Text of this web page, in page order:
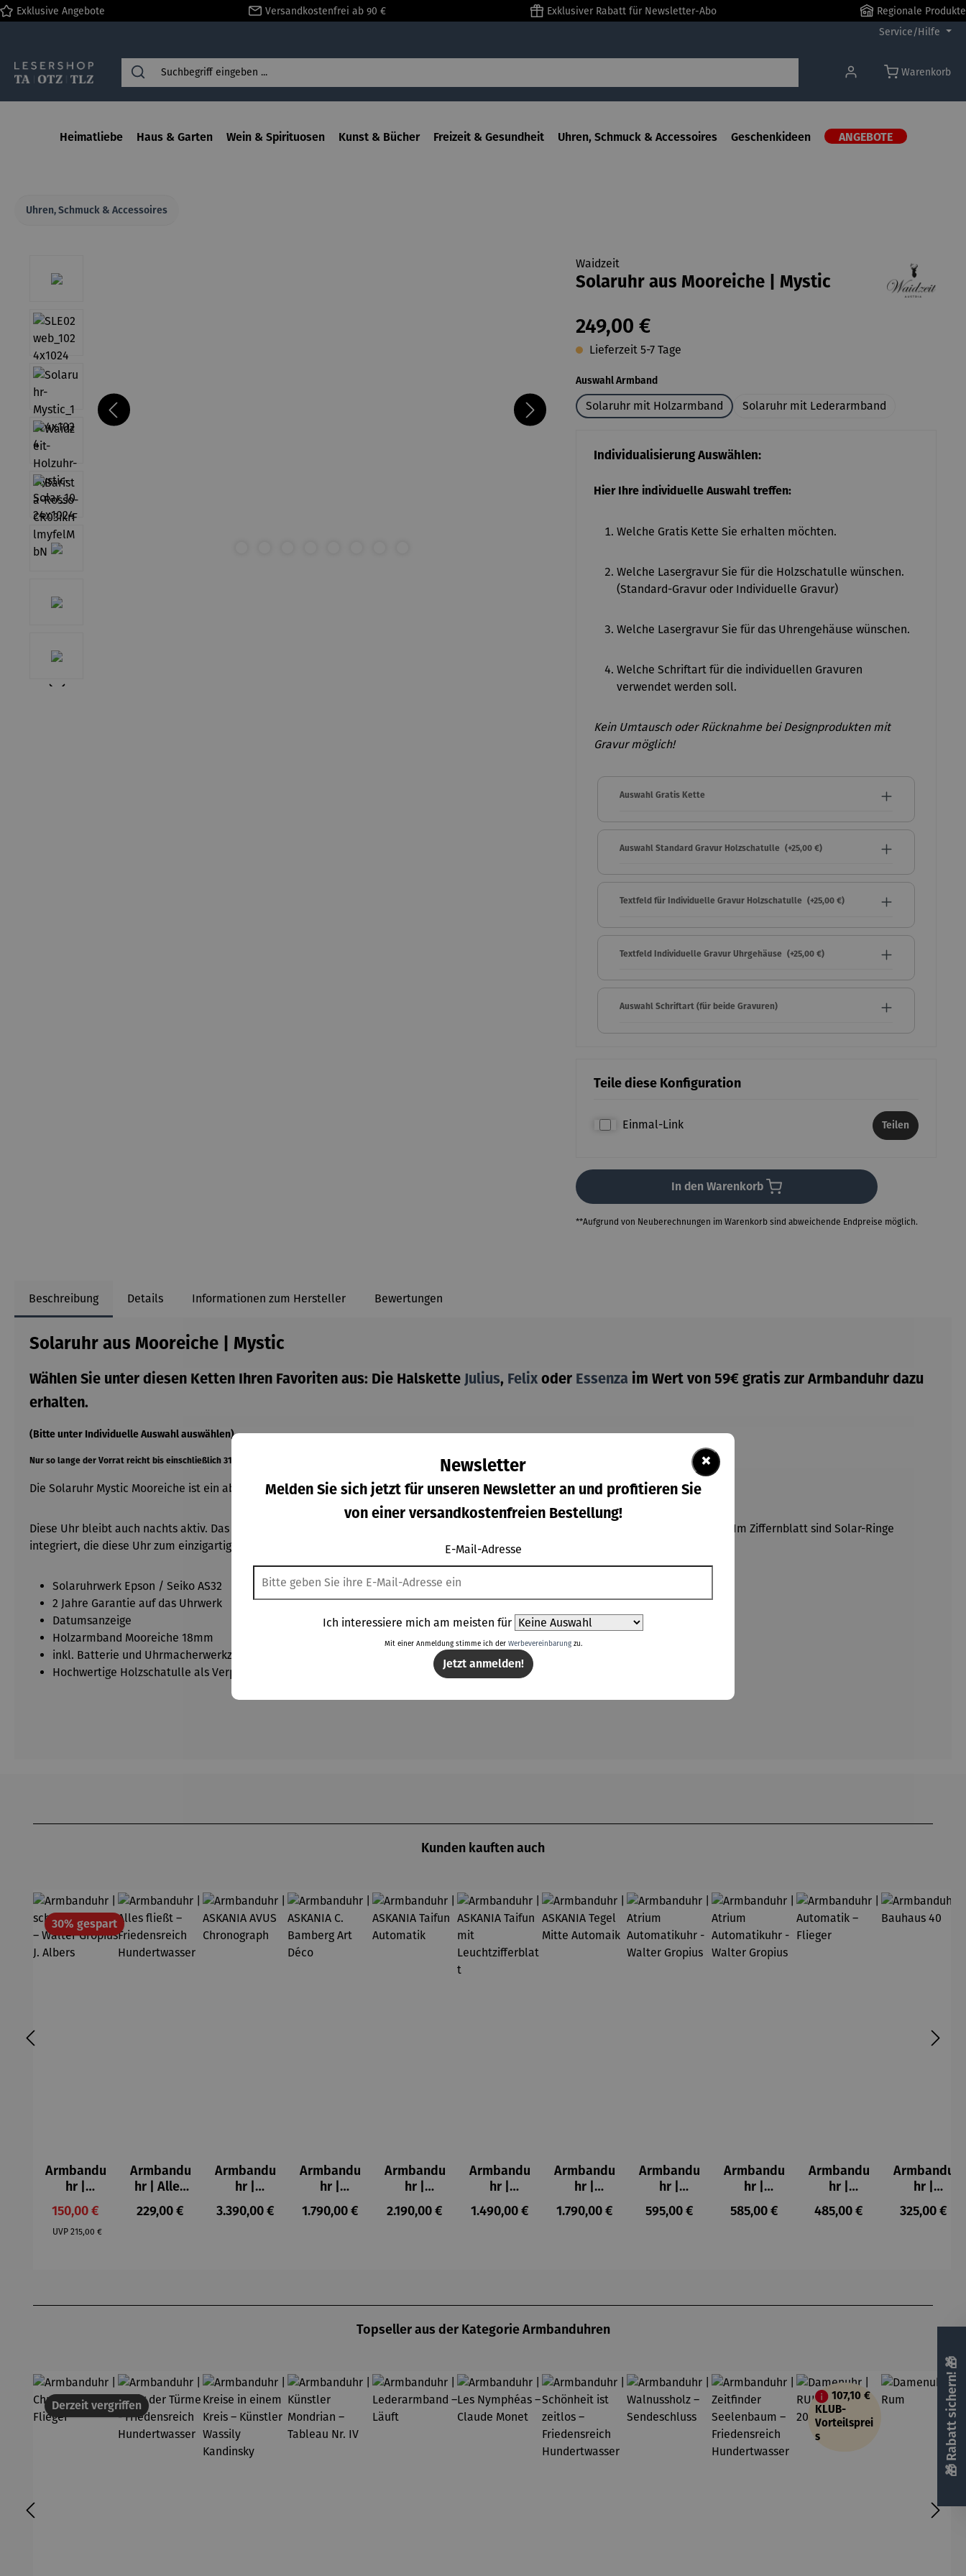
Zur Hauptnavigation springen
Exklusive Angebote Versandkostenfrei ab 90 € Exklusiver Rabatt für Newsletter-Abo
Regionale Produkte
Service/Hilfe
Warenkorb
Heimatliebe Haus & Garten Wein & Spirituosen Kunst & Bücher Freizeit & Gesundheit Uhren, Schmuck & Accessoires Geschenkideen ANGEBOTE
Uhren, Schmuck & Accessoires
Waidzeit
Solaruhr aus Mooreiche | Mystic
249,00 €
Lieferzeit 5-7 Tage
Auswahl Armbandauswählen
Solaruhr mit Holzarmband Solaruhr mit Lederarmband
Individualisierung Auswählen:
Hier Ihre individuelle Auswahl treffen:
Welche Gratis Kette Sie erhalten möchten.
Welche Lasergravur Sie für die Holzschatulle wünschen.
(Standard-Gravur oder Individuelle Gravur)
Welche Lasergravur Sie für das Uhrengehäuse wünschen.
Welche Schriftart für die individuellen Gravuren
verwendet werden soll.
Kein Umtausch oder Rücknahme bei Designprodukten mit
Gravur möglich!
Auswahl Gratis Kette
Auswahl Standard Gravur Holzschatulle (+25,00 €)
Textfeld für Individuelle Gravur Holzschatulle (+25,00 €)
Textfeld Individuelle Gravur Uhrgehäuse (+25,00 €)
Auswahl Schriftart (für beide Gravuren)
Teile diese Konfiguration
Einmal-Link Teilen
In den Warenkorb
**Aufgrund von Neuberechnungen im Warenkorb sind abweichende Endpreise möglich.
Beschreibung Details Informationen zum Hersteller Bewertungen
Solaruhr aus Mooreiche | Mystic
Wählen Sie unter diesen Ketten Ihren Favoriten aus: Die Halskette Julius, Felix oder Essenza im Wert von 59€ gratis zur Armbanduhr dazu
erhalten.
(Bitte unter Individuelle Auswahl auswählen)
Nur so lange der Vorrat reicht bis einschließlich 31.12.2026!
Die Solaruhr Mystic Mooreiche ist ein absoluter Sonnenanbeter und der perfekte Begleiter für Zeit in der Natur.
Diese Uhr bleibt auch nachts aktiv. Das von Hand gefertigte antike Mooreichenholz-Gehäuse ist in eine Edelstahlkonstruktion eingefasst.
Im Ziffernblatt sind Solar-Ringe
integriert, die diese Uhr zum einzigartigen Blickfang machen.
Solaruhrwerk Epson / Seiko AS32
2 Jahre Garantie auf das Uhrwerk
Datumsanzeige
Holzarmband Mooreiche 18mm
inkl. Batterie und Uhrmacherwerkzeug
Hochwertige Holzschatulle als Verpackung inkludiert
Kunden kauften auch
30% gespartRabatt
Armbandu
hr |
schwarz &
weiß –
Walter
Verkaufspreis:
150,00 €
UVP Regulärer Preis:
215,00 €
Armbandu
hr | Alles
fließt –
Friedensr
Regulärer Preis:
229,00 €
Armbandu
hr |
ASKANIA
AVUS
Regulärer Preis:
3.390,00 €
Armbandu
hr |
ASKANIA
C.
Regulärer Preis:
1.790,00 €
Armbandu
hr |
ASKANIA
Taifun
Regulärer Preis:
2.190,00 €
Armbandu
hr |
ASKANIA
Taifun mit
Regulärer Preis:
1.490,00 €
Armbandu
hr |
ASKANIA
Tegel
Regulärer Preis:
1.790,00 €
Armbandu
hr |
Atrium
Automatik
Regulärer Preis:
595,00 €
Armbandu
hr |
Atrium
Automatik
Regulärer Preis:
585,00 €
Armbandu
hr |
Automatik
– Flieger
Regulärer Preis:
485,00 €
Armbandu
hr |
Bauhaus
40
Regulärer
325,00 €
Topseller aus der Kategorie Armbanduhren
Derzeit vergriffen
107,10 €
KLUB-
Vorteilsprei
s
🎁 Rabatt sichern! 🎁
×
Newsletter
Melden Sie sich jetzt für unseren Newsletter an und profitieren Sie
von einer versandkostenfreien Bestellung!
E-Mail-Adresse
Ich interessiere mich am meisten für
Mit einer Anmeldung stimme ich der Werbevereinbarungzu.
Jetzt anmelden!